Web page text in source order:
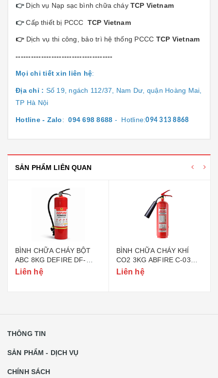
👉 Dịch vụ Nạp sạc bình chữa cháy TCP Vietnam
👉Cấp thiết bị PCCC TCP Vietnam
👉 Dịch vụ thi công, bảo trì hệ thống PCCC TCP Vietnam
--------------------------------------
Mọi chi tiết xin liên hệ:
Địa chỉ : Số 19, ngách 112/37, Nam Dư, quận Hoàng Mai,
TP Hà Nội
Hotline - Zalo:094 698 8688 - Hotline:094 313 8868
SẢN PHẨM LIÊN QUAN
BÌNH CHỮA CHÁY BỘT
ABC 8KG DEFIRE DF-
ABC8 (BỘ CÔNG AN)
Liên hệ
BÌNH CHỮA CHÁY KHÍ
CO2 3KG ABFIRE C-03
(TEM BỘ CÔNG AN)
Liên hệ
THÔNG TIN
SẢN PHẨM - DỊCH VỤ
CHÍNH SÁCH